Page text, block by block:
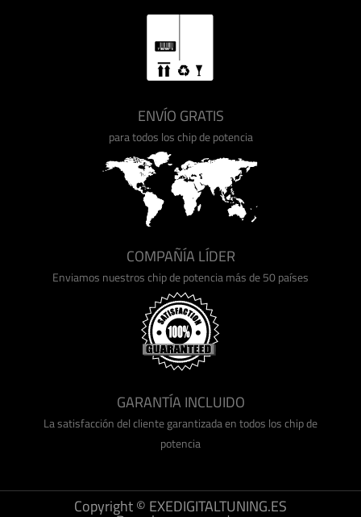
ENVÍO GRATIS
para todos los chip de potencia
COMPAÑÍA LÍDER
Enviamos nuestros chip de potencia más de 50 países
GARANTÍA INCLUIDO
La satisfacción del cliente garantizada en todos los chip de
potencia
Copyright © EXEDIGITALTUNING.ES